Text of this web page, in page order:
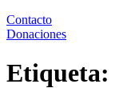
Contacto
Donaciones
Etiqueta: